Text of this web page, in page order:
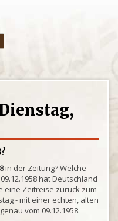
in der Zeitung? Welche
hat Deutschland
eine Zeitreise zurück zum
- mit einer echten, alten
vom 09.12.1958.